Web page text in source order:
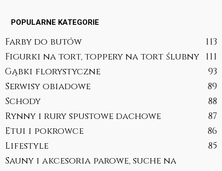
POPULARNE KATEGORIE
Farby do butów
113
Figurki na tort, toppery na tort ślubny 111
Gąbki florystyczne
93
Serwisy obiadowe
89
Schody
88
Rynny i rury spustowe dachowe
87
Etui i pokrowce
86
Lifestyle
85
Sauny i akcesoria parowe, suche na